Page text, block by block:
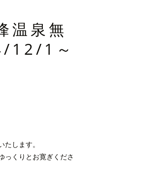
温泉無
12/1～
します。
っくりとお寛ぎくださ